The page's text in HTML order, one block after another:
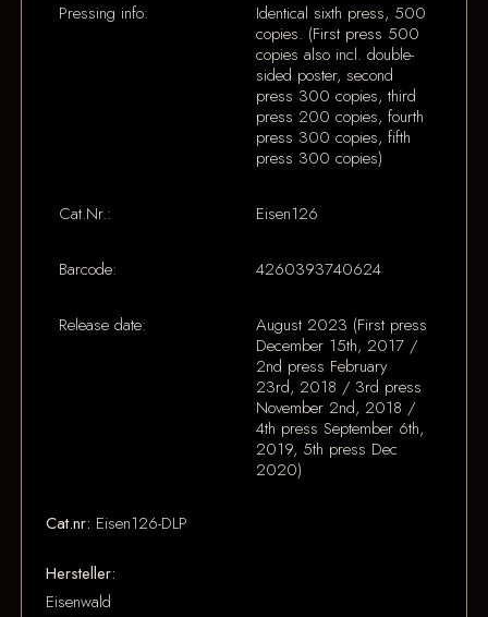
Pressing info:
Identical sixth press, 500
copies. (First press 500
copies also incl. double-
sided poster, second
press 300 copies, third
press 200 copies, fourth
press 300 copies, fifth
press 300 copies)
Cat.Nr.: Eisen126
Barcode: 4260393740624
Release date:
August 2023 (First press
December 15th, 2017 /
2nd press February
23rd, 2018 / 3rd press
November 2nd, 2018 /
4th press September 6th,
2019, 5th press Dec
2020)
Cat.nr: Eisen126-DLP
Hersteller:
Eisenwald